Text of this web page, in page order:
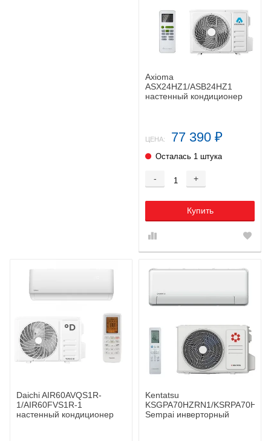
Axioma
ASX24HZ1/ASB24HZ1
настенный кондиционер
ЦЕНА: 77 390 ₽
Осталась 1 штука
- +
Купить
Daichi AIR60AVQS1R-
1/AIR60FVS1R-1
настенный кондиционер
Kentatsu
KSGPA70HZRN1/
Sempai инверторный